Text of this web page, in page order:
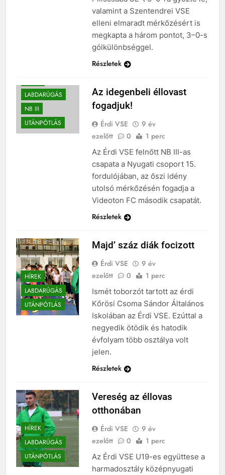
valamint a Szentendrei VSE
elleni elmaradt mérkőzésért is
megkapta a három pontot, 3–0-s
gólkülönbséggel.
Részletek
LABDARÚGÁS
NB III
UTÁNPÓTLÁS
Az idegenbeli éllovast
fogadjuk!
Érdi VSE
9 év
ezelőtt
0 1 perc
Az Érdi VSE felnőtt NB III-as
csapata a Nyugati csoport 15.
fordulójában, az őszi idény
utolsó mérkőzésén fogadja a
Videoton FC második csapatát.
Részletek
HÍREK
LABDARÚGÁS
UTÁNPÓTLÁS
Majd’ száz diák focizott
Érdi VSE
9 év
ezelőtt
0 1 perc
Ismét toborzót tartott az érdi
Kőrösi Csoma Sándor Általános
Iskolában az Érdi VSE. Ezúttal a
negyedik ötödik és hatodik
évfolyam több osztálya volt
jelen.
Részletek
HÍREK
LABDARÚGÁS
UTÁNPÓTLÁS
Vereség az éllovas
otthonában
Érdi VSE
9 év
ezelőtt
0 1 perc
Az Érdi VSE U19-es együttese a
harmadosztály középnyugati